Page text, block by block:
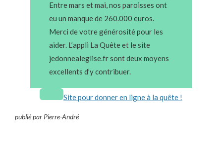
Entre mars et mai, nos paroisses ont
eu un manque de 260.000 euros.
Merci de votre générosité pour les
aider. L’appli La Quête et le site
jedonnealeglise.fr sont deux moyens
excellents d’y contribuer.
Site pour donner en ligne à la quête !
publié par Pierre-André